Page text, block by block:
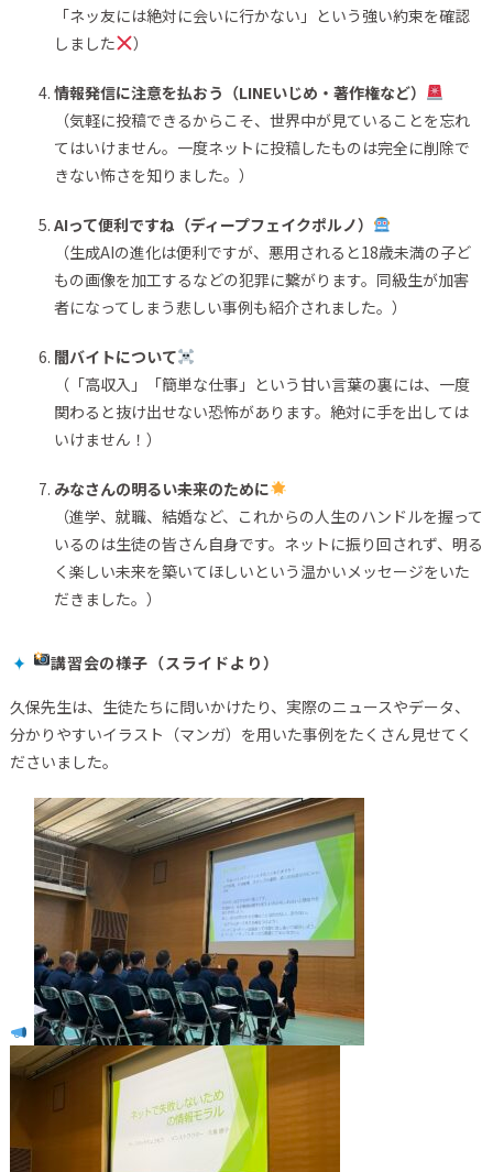
「ネッ友には絶対に会いに行かない」という強い約束を確認
しました
）
情報発信に注意を払おう（LINEいじめ・著作権など）
（気軽に投稿できるからこそ、世界中が見ていることを忘れ
てはいけません。一度ネットに投稿したものは完全に削除で
きない怖さを知りました。）
AIって便利ですね（ディープフェイクポルノ）
（生成AIの進化は便利ですが、悪用されると18歳未満の子ど
もの画像を加工するなどの犯罪に繋がります。同級生が加害
者になってしまう悲しい事例も紹介されました。）
闇バイトについて
（「高収入」「簡単な仕事」という甘い言葉の裏には、一度
関わると抜け出せない恐怖があります。絶対に手を出しては
いけません！）
みなさんの明るい未来のために
（進学、就職、結婚など、これからの人生のハンドルを握って
いるのは生徒の皆さん自身です。ネットに振り回されず、明る
く楽しい未来を築いてほしいという温かいメッセージをいた
だきました。）
講習会の様子（スライドより）
久保先生は、生徒たちに問いかけたり、実際のニュースやデータ、
分かりやすいイラスト（マンガ）を用いた事例をたくさん見せてく
ださいました。